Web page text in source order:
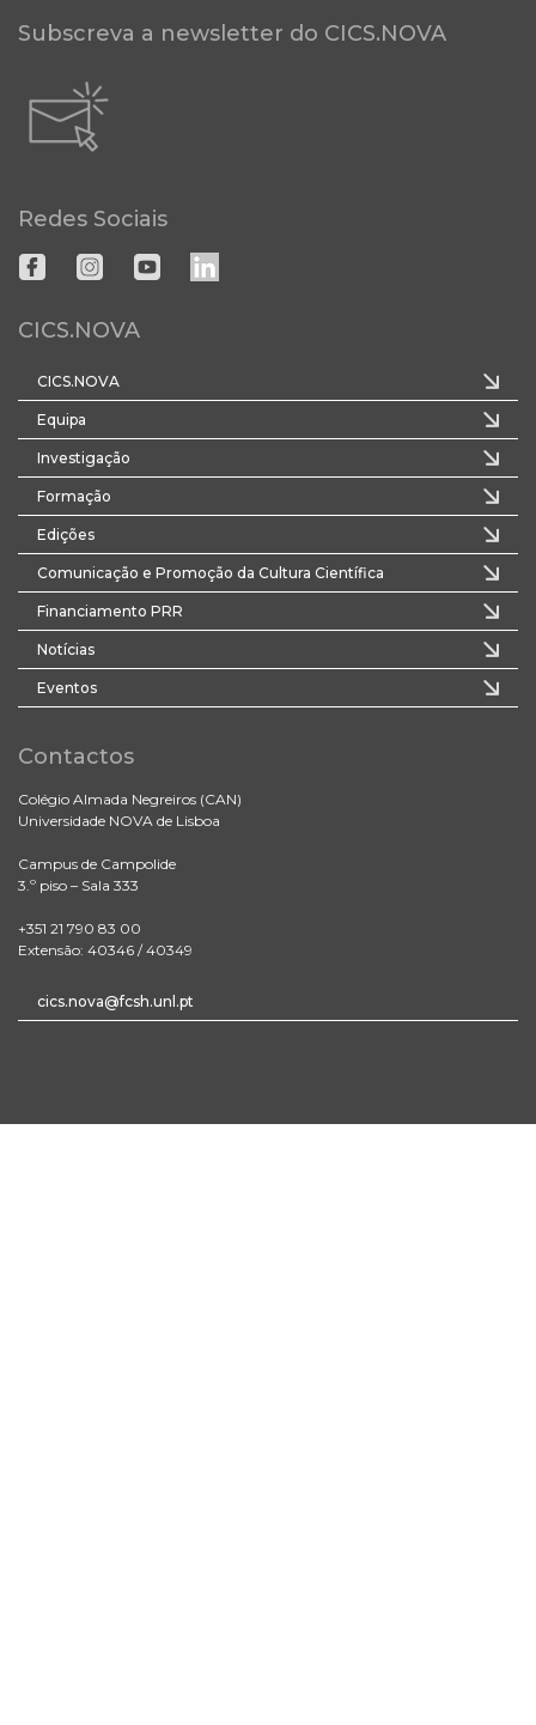
Subscreva a newsletter do CICS.NOVA
Redes Sociais
CICS.NOVA
CICS.NOVA
Equipa
Investigação
Formação
Edições
Comunicação e Promoção da Cultura Científica
Financiamento PRR
Notícias
Eventos
Contactos
Colégio Almada Negreiros (CAN)
Universidade NOVA de Lisboa
Campus de Campolide
3.º piso – Sala 333
+351 21 790 83 00
Extensão: 40346 / 40349
cics.nova@fcsh.unl.pt